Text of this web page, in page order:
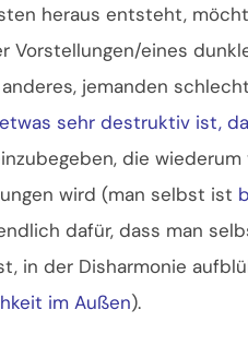
heraus entsteht,
Vorstellungen/eines
jemanden
sehr destruktiv ist,
die
wird (man selbst ist
dafür, dass man
in der Disharmonie
im Außen).